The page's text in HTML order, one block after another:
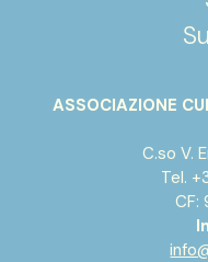
ASSOCIAZIONE
C.so V.
Tel.
CF: